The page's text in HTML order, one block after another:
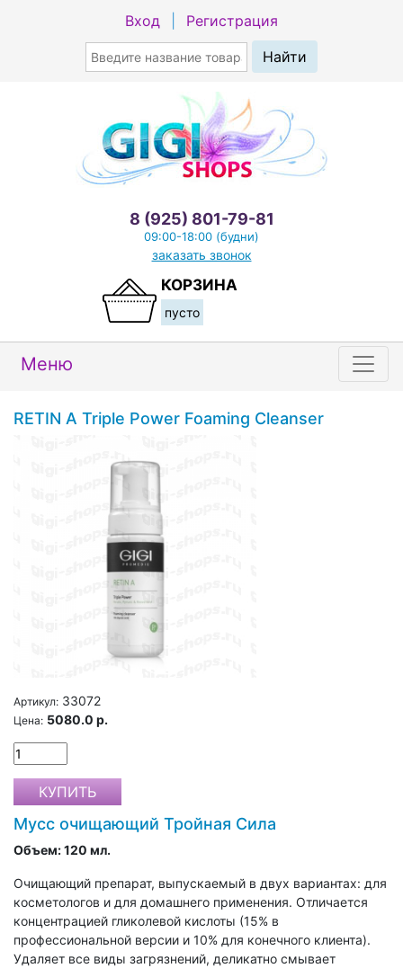
Вход Регистрация
8 (925) 801-79-81
09:00-18:00 (будни)
заказать звонок
КОРЗИНА
пусто
Меню
RETIN A Triple Power Foaming Cleanser
Артикул: 33072
Цена: 5080.0 р.
Мусс очищающий Тройная Сила
Объем:120 мл.
Очищающий препарат, выпускаемый в двух вариантах: для
косметологов и для домашнего применения. Отличается
концентрацией гликолевой кислоты (15% в
профессиональной версии и 10% для конечного клиента).
Удаляет все виды загрязнений, деликатно смывает